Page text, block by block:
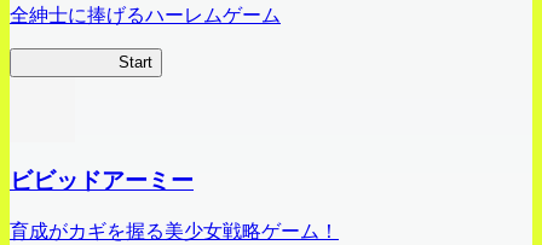
全紳士に捧げるハーレムゲーム
Start
ビビッドアーミー
育成がカギを握る美少女戦略ゲーム！